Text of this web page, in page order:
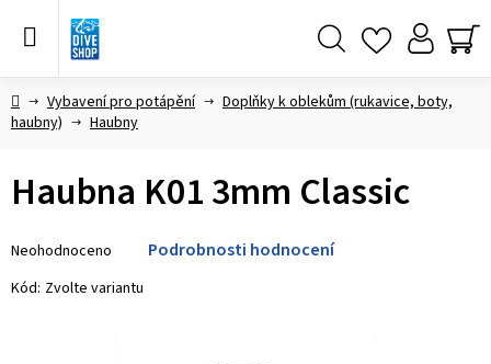
DomůVybavení pro potápění
Doplňky k oblekům (rukavice, boty,
haubny)
Haubny
Haubna K01 3mm Classic
hodnocení
produktu
Neohodnoceno Podrobnosti hodnocení
Kód: Zvolte variantu